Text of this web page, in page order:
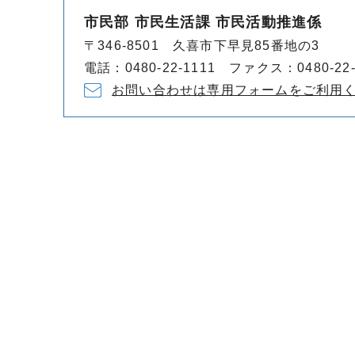
市民部 市民生活課 市民活動推進係
〒346-8501 久喜市下早見85番地の3
電話：0480-22-1111 ファクス：0480-
お問い合わせは専用フォームをご利用く